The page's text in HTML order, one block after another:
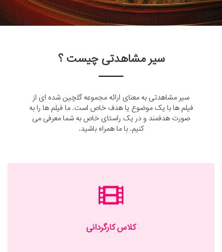
سیر مشاهدتی چیست ؟
سیر مشاهدتی به معنای ارائه مجموعه گلچین شده ای از
فیلم ها با یک موضوع یا هدف خاص است. ما فیلم ها را به
صورت هدفمند و در یک راستای خاص به شما معرفی می
کنیم. با ما همراه باشید.
کلاس کارگردانی